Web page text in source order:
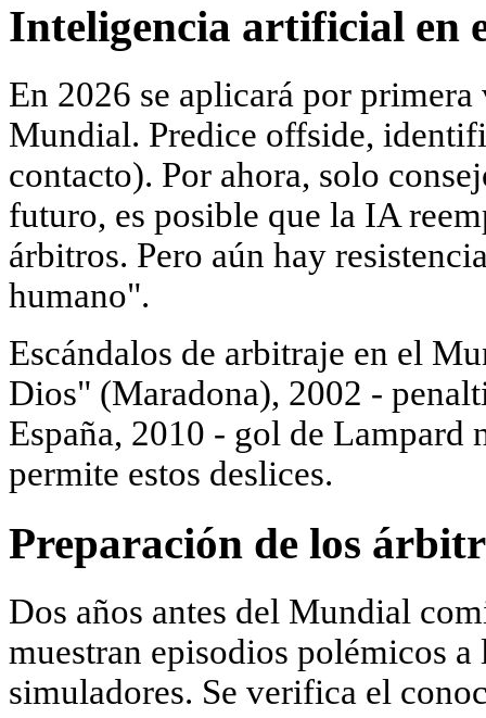
Inteligencia artificial en
En 2026 se aplicará por
Mundial. Predice offside,
contacto). Por ahora, solo
futuro, es posible que la IA
árbitros. Pero aún hay
humano".
Escándalos de arbitraje en el
Dios" (Maradona), 2002 -
España, 2010 - gol de Lampard
permite estos deslices.
Preparación de los
Dos años antes del Mundial
muestran episodios polémicos a
simuladores. Se verifica el